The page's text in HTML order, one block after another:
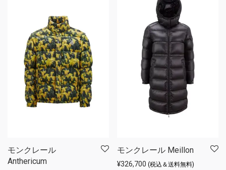
モンクレール
Anthericum
モンクレール Meillon
¥326,700 (税込＆送料無料)